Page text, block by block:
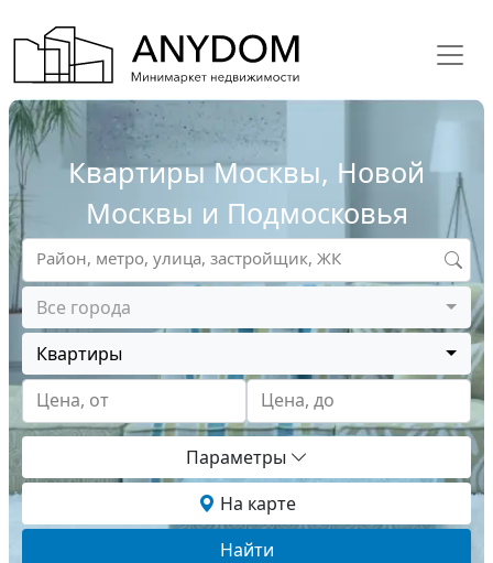
Квартиры Москвы, Новой
Москвы и Подмосковья
Все города
Квартиры
Цена, от
Цена, до
Район, метро, улица, застройщик, ЖК
Параметры
На карте
Найти